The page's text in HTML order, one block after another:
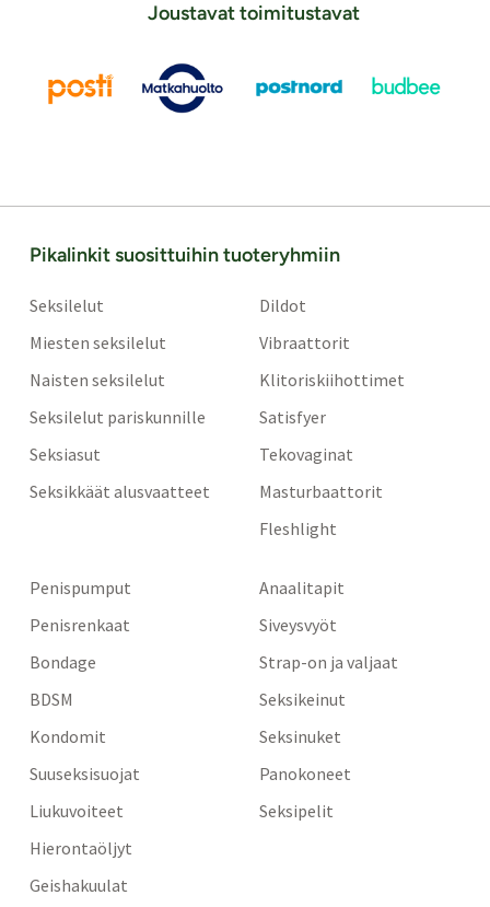
Joustavat toimitustavat
Pikalinkit suosittuihin tuoteryhmiin
Seksilelut
Miesten seksilelut
Naisten seksilelut
Seksilelut pariskunnille
Seksiasut
Seksikkäät alusvaatteet
Dildot
Vibraattorit
Klitoriskiihottimet
Satisfyer
Tekovaginat
Masturbaattorit
Fleshlight
Penispumput
Penisrenkaat
Bondage
BDSM
Kondomit
Suuseksisuojat
Liukuvoiteet
Hierontaöljyt
Geishakuulat
Anaalitapit
Siveysvyöt
Strap-on ja valjaat
Seksikeinut
Seksinuket
Panokoneet
Seksipelit